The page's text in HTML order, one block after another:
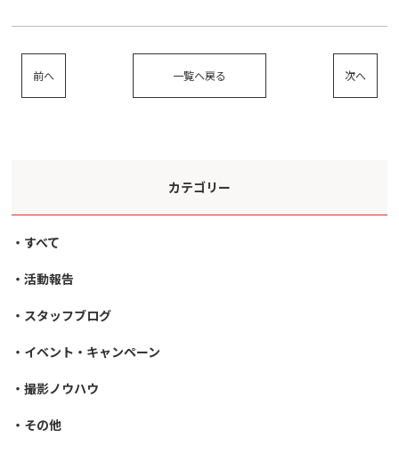
前へ 一覧へ戻る 次へ
カテゴリー
すべて
活動報告
スタッフブログ
イベント・キャンペーン
撮影ノウハウ
その他